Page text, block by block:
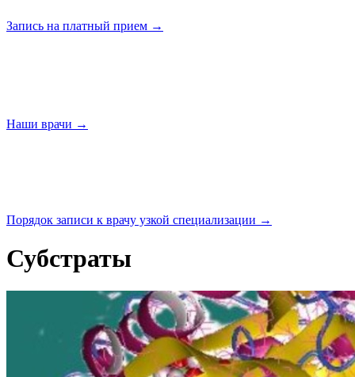
Запись на платный прием →
Наши врачи →
Порядок записи к врачу узкой специализации →
Субстраты